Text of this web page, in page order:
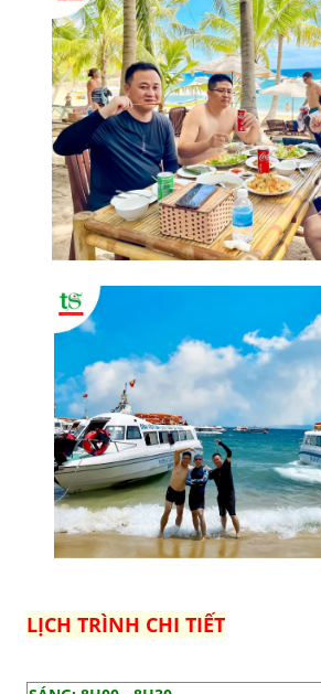
LỊCH TRÌNH CHI TIẾT